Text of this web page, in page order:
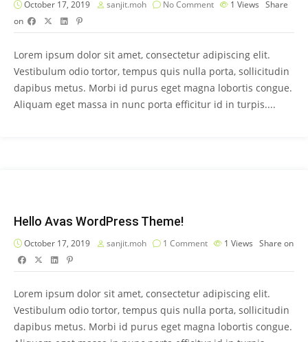
October 17, 2019 sanjit.moh No Comment 1 Views Share
on
Lorem ipsum dolor sit amet, consectetur adipiscing elit.
Vestibulum odio tortor, tempus quis nulla porta, sollicitudin
dapibus metus. Morbi id purus eget magna lobortis congue.
Aliquam eget massa in nunc porta efficitur id in turpis....
Hello Avas WordPress Theme!
October 17, 2019 sanjit.moh 1 Comment 1 Views Share on
Lorem ipsum dolor sit amet, consectetur adipiscing elit.
Vestibulum odio tortor, tempus quis nulla porta, sollicitudin
dapibus metus. Morbi id purus eget magna lobortis congue.